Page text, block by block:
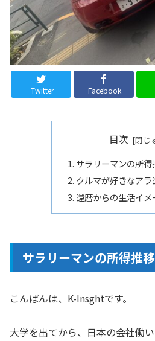
Twitter Facebook
目次
サラリーマンの所
クルマが好きなア
還暦からの生活イ
サラリーマンの所得推
こんばんは、K-Insghtです。
大学を出てから、日本の会社働